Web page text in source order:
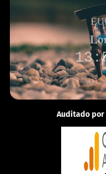
Auditado por